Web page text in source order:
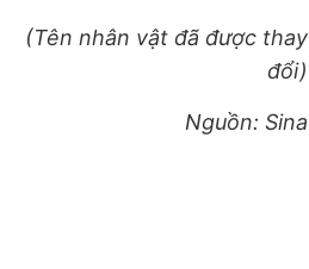
(Tên nhân vật đã được thay
đổi)
Nguồn: Sina